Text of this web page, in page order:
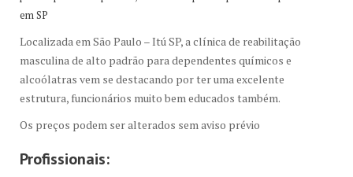
em SP
Localizada em São Paulo – Itú SP, a clínica de reabilitação
masculina de alto padrão para dependentes químicos e
alcoólatras vem se destacando por ter uma excelente
estrutura, funcionários muito bem educados também.
Os preços podem ser alterados sem aviso prévio
Profissionais: